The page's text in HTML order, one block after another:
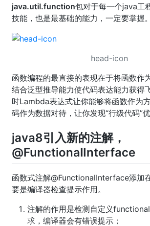
java.util.function包对于每一个java工
技能，也是最基础的能力，一定要掌握。
head-icon
函数编程的最直接的表现在于将函数作
结合泛型推导能力使代码表达能力获得
时Lambda表达式让你能够将函数作为
码作为数据对待，让你发现“行级代码”优
java8引入新的注解，
@FunctionalInterface
函数式注解@FunctionalInterface添加
要是编译器检查提示作用。
注解的作用是检测自定义
求，编译器会有错误提示；